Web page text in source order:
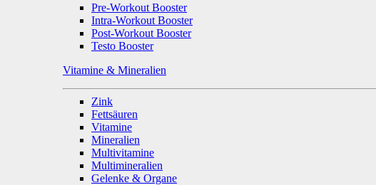
Pre-Workout Booster
Intra-Workout Booster
Post-Workout Booster
Testo Booster
Vitamine & Mineralien
Zink
Fettsäuren
Vitamine
Mineralien
Multivitamine
Multimineralien
Gelenke & Organe